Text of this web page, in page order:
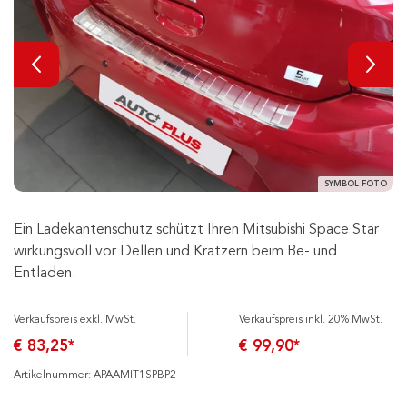
SYMBOL FOTO
Ein Ladekantenschutz schützt Ihren Mitsubishi Space Star
wirkungsvoll vor Dellen und Kratzern beim Be- und
Entladen.
Verkaufspreis exkl. MwSt.
€ 83,25*
Verkaufspreis inkl. 20% MwSt.
€ 99,90*
Artikelnummer: APAAMIT1SPBP2